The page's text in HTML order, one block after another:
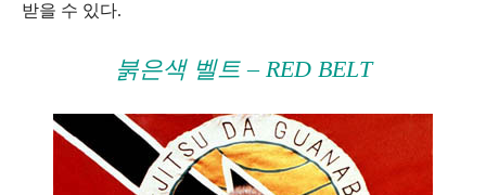
받을 수 있다.
붉은색 벨트 – RED BELT